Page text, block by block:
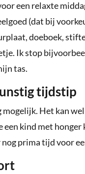
een relaxte
(dat bij
doeboek,
Ik stop
tas.
tijdstip
mogelijk. Het kan
een kind met
nog prima tijd voor